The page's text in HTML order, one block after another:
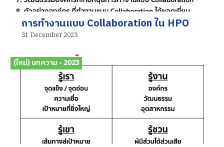
การทำงานแบบ Collaboration ใน HPO
31 December 2023
(ใหม่) บทความ - 2023